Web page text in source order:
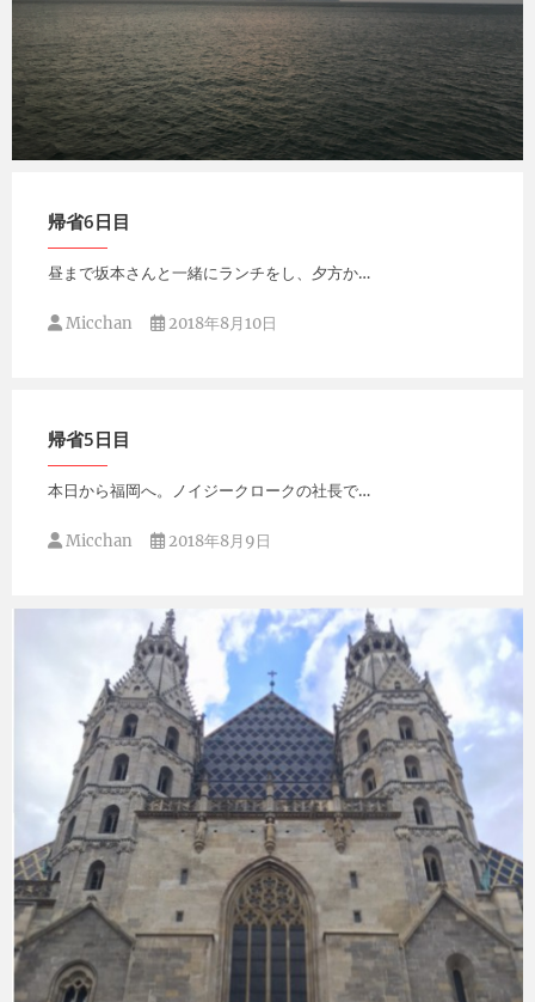
帰省6日目
昼まで坂本さんと一緒にランチをし、夕方か…
Micchan 2018年8月10日
帰省5日目
本日から福岡へ。ノイジークロークの社長で…
Micchan 2018年8月9日